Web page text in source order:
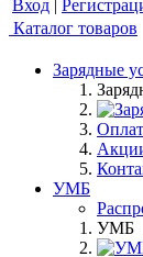
Вход |
Каталог товаров
Зарядные
УМБ
УМБ